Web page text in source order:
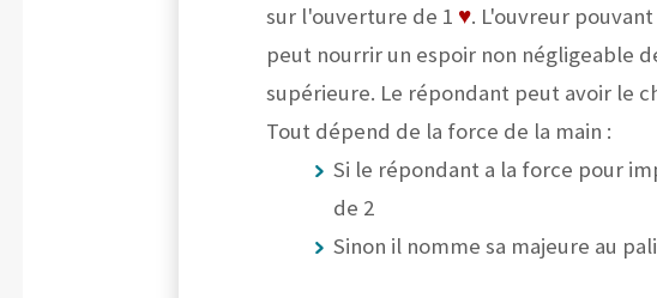
sur l'ouverture de 1 ♥. L'ouvreur
peut nourrir un espoir non négligeable
supérieure. Le répondant peut avoir le
Tout dépend de la force de la main :
Si le répondant a la force pour
de 2
Sinon il nomme sa majeure au